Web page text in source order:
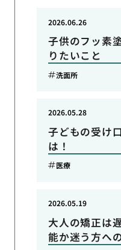
子供のフッ素
りたいこと
2026.06.26
洗面所
子どもの受け
は！
2026.05.28
医療
大人の矯正は
能か迷う方へ
2026.05.19